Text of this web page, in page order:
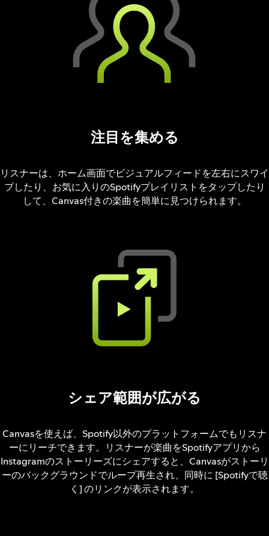
注目を集める
リスナーは、ホーム画面でビジュアルフィードを左右にスワイ
プしたり、お気に入りのSpotifyプレイリストをタップしたり
して、Canvas付きの楽曲を簡単に見つけられます。
シェア範囲が広がる
Canvasを使えば、Spotify以外のプラットフォームでもリスナ
ーにリーチできます。リスナーが楽曲をSpotifyアプリから
Instagramのストーリーズにシェアすると、Canvasがストーリ
ーのバックグラウンドでループ再生され、同時に [Spotifyで聴
く] のリンクが表示されます。